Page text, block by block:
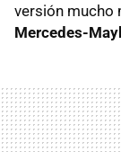
versión mucho
Mercedes-